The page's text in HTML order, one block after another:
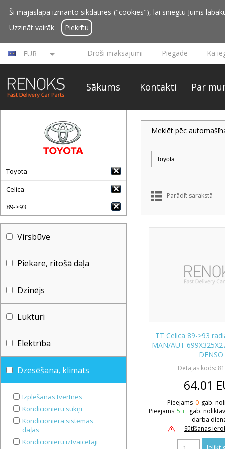
Šī mājaslapa izmanto sīkdatnes ("cookies"), lai sniegtu Jums
Uzzināt vairāk
Piekrītu
EUR Droši maksājumi Piegāde Kā
Sākums Kontakti Par
Toyota
Celica
89->93
Virsbūve
Piekare, ritošā daļa
Dzinējs
Lukturi
Elektrība
Dzesēšana, klimats
Izplešanās tvertnes
Kondicionieru sūkņi
Kondicioniera sistēmas
daļas
Kondicionieru iztvaicētāji
Meklēt pēc
Parādīt sarakstā
TT Celica 89->93
MAN/AUT
DENSO
Detaļas kods:
64.01
Pieejams 0 gab.
Pieejams 5 + gab.
darba
Sūtīšanas